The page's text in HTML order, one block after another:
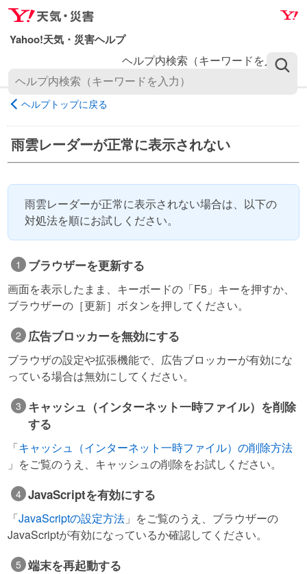
ナ
ビ
ゲ
シ
ョ
ン
ス
キ
ッ
メ
イ
ン
ン
テ
ン
へ
ス
キ
ヘルプ内検索（キーワードを入力）
ヘルプトップに戻る
雨雲レーダーが正常に表示されない
雨雲レーダーが正常に表示されない場合は、以下の
対処法を順にお試しください。
ブラウザーを更新する
画面を表示したまま、キーボードの「F5」キーを押すか、
ブラウザーの［更新］ボタンを押してください。
広告ブロッカーを無効にする
ブラウザの設定や拡張機能で、広告ブロッカーが有効にな
っている場合は無効にしてください。
キャッシュ（インターネット一時ファイル）を削除
する
「キャッシュ（インターネット一時ファイル）の削除方法
」をご覧のうえ、キャッシュの削除をお試しください。
JavaScriptを有効にする
「JavaScriptの設定方法 」をご覧のうえ、ブラウザーの
JavaScriptが有効になっているか確認してください。
端末を再起動する